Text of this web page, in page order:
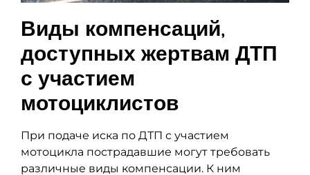
Виды компенсаций,
доступных жертвам ДТП
с участием
мотоциклистов
При подаче иска по ДТП с участием
мотоцикла пострадавшие могут требовать
различные виды компенсации. К ним